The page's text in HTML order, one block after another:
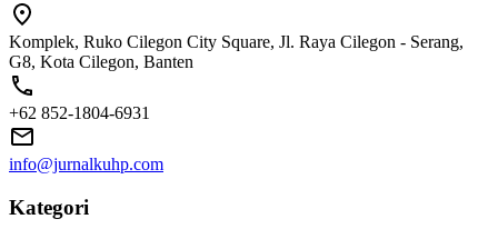
Komplek, Ruko Cilegon City Square, Jl. Raya Cilegon - Serang,
G8, Kota Cilegon, Banten
+62 852-1804-6931
info@jurnalkuhp.com
Kategori